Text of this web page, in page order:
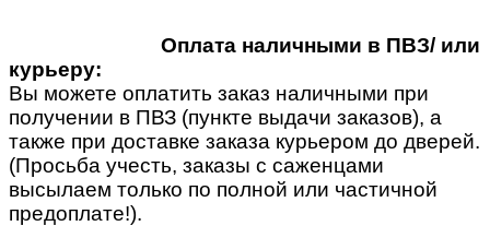
Оплата наличными в ПВЗ/ или
курьеру:
Вы можете оплатить заказ наличными при
получении в ПВЗ (пункте выдачи заказов), а
также при доставке заказа курьером до дверей.
(Просьба учесть, заказы с саженцами
высылаем только по полной или частичной
предоплате!).